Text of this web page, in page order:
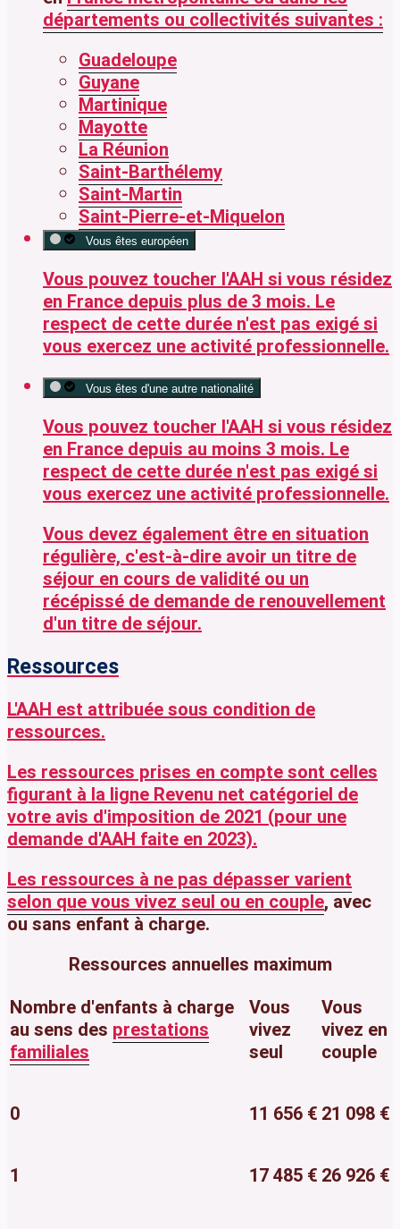
départements ou collectivitéssuivantes :
Guadeloupe
Guyane
Martinique
Mayotte
La Réunion
Saint-Barthélemy
Saint-Martin
Saint-Pierre-et-Miquelon
Vous êtes européen
Vous pouvez toucher l'AAH si vous résidez
en France depuis plus de 3 mois. Le
respect de cette durée n'est pas exigési
vous exercez une activité professionnelle.
Vous êtes d'une autre nationalité
Vous pouvez toucher l'AAH si vous résidez
en France depuis au moins 3 mois. Le
respect de cette durée n'est pas exigési
vous exercez une activité professionnelle.
Vous devez également être en situation
régulière, c'est-à-dire avoir un titre de
séjour en cours de validité ou un
récépissé de demande de renouvellement
d'un titre de séjour.
Ressources
L'AAH est attribuée sous condition de
ressources.
Les ressources prises en compte sont celles
figurant à la ligneRevenu net catégorielde
votre avis d'imposition de 2021 (pour une
demande d'AAH faite en 2023).
Les ressources à ne pas dépasser varient
selon que vous vivez seul ouen couple, avec
ou sans enfant à charge.
Ressources annuelles maximum
Nombre d'enfants à charge
au sens des prestations
familiales
Vous
vivez
seul
Vous
vivez en
couple
0 11 656 € 21 098 €
1 17 485 € 26 926 €